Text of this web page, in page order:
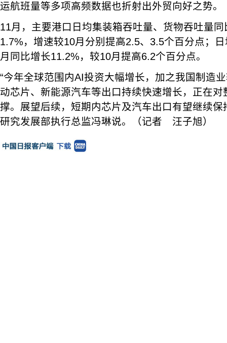
运航班量等多项高频数据也折射出外贸向好之势。
11月，主要港口日均集装箱吞吐量、货物吞吐量
1.7%，增速较10月分别提高2.5、3.5个百分点；
月同比增长11.2%，较10月提高6.2个百分点。
“今年全球范围内AI投资大幅增长，加之我国制造
动芯片、新能源汽车等出口持续快速增长，正在
撑。展望后续，短期内芯片及汽车出口有望继续保
研究发展部执行总监冯琳说。（记者 汪子旭）